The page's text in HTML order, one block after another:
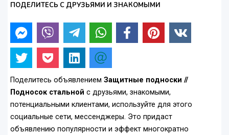
ПОДЕЛИТЕСЬ С ДРУЗЬЯМИ И ЗНАКОМЫМИ
Поделитесь объявлением Защитные подноски //
Подносок стальной с друзьями, знакомыми,
потенциальными клиентами, используйте для этого
социальные сети, мессенджеры. Это придаст
объявлению популярности и эффект многократно